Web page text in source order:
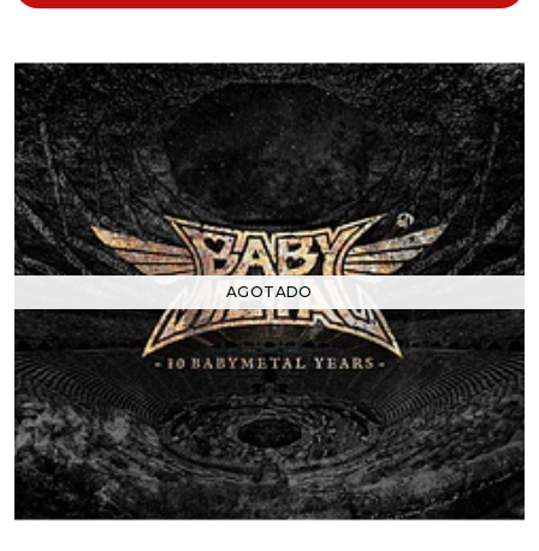
AGOTADO